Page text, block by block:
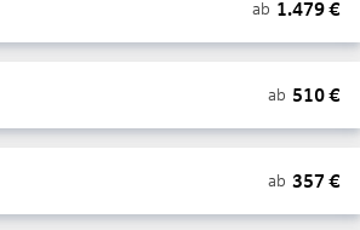
ab 1.479€
ab 510€
ab 357 €